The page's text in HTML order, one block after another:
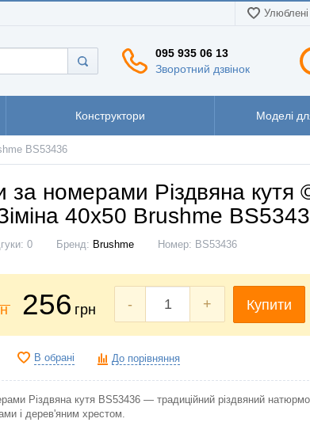
095 935 06 13
Зворотний дзвінок
Конструктори Моделі
BS53436
за номерами Різдвяна кутя
40x50 Brushme
0 Бренд: Brushme Номер: BS53436
256 грн - + Купити
В обрані До порівняння
Різдвяна кутя BS53436 — традиційний різдвяний
і дерев'яним хрестом.